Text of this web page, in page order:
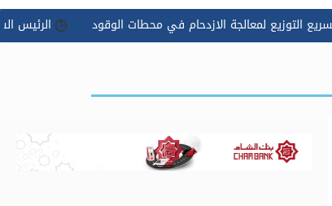
الازدحام في محطات الوقود الرئيس الشرع يوجه